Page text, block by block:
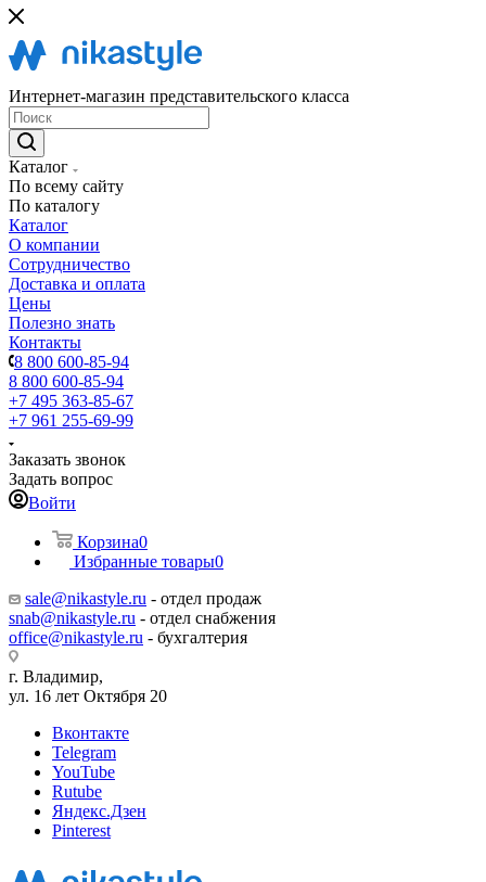
Интернет-магазин представительского класса
Каталог
По всему сайту
По каталогу
Каталог
О компании
Сотрудничество
Доставка и оплата
Цены
Полезно знать
Контакты
8 800 600-85-94
8 800 600-85-94
+7 495 363-85-67
+7 961 255-69-99
Заказать звонок
Задать вопрос
Войти
Корзина0
Избранные товары0
sale@nikastyle.ru - отдел продаж
snab@nikastyle.ru - отдел снабжения
office@nikastyle.ru - бухгалтерия
г. Владимир,
ул. 16 лет Октября 20
Вконтакте
Telegram
YouTube
Rutube
Яндекс.Дзен
Pinterest